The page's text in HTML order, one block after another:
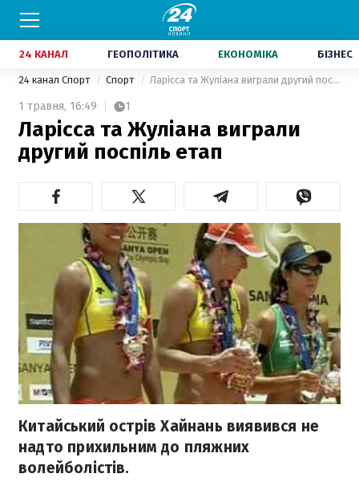
24 КАНАЛ ГЕОПОЛІТИКА ЕКОНОМІКА БІЗНЕС
24 канал Спорт Спорт Ларісса та Жуліана виграли другий поспіль етап
1 травня, 16:49 1
Ларісса та Жуліана виграли
другий поспіль етап
Китайський острів Хайнань виявився не
надто прихильним до пляжних
волейболістів.